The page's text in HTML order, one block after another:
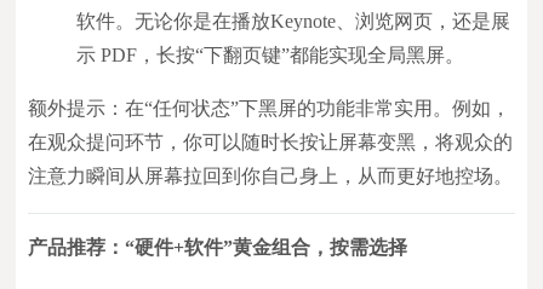
软件。无论你是在播放Keynote、浏览网页，还是展
示 PDF，长按“下翻页键”都能实现全局黑屏。
额外提示：在“任何状态”下黑屏的功能非常实用。例如，
在观众提问环节，你可以随时长按让屏幕变黑，将观众的
注意力瞬间从屏幕拉回到你自己身上，从而更好地控场。
产品推荐：“硬件+软件”黄金组合，按需选择